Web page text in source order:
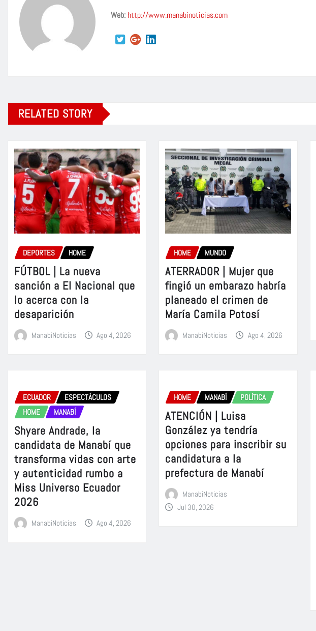
Web: http://www.manabinoticias.com
RELATED STORY
DEPORTES HOME
FÚTBOL | La nueva
sanción a El Nacional que
lo acerca con la
desaparición
ManabiNoticias Ago 4, 2026
HOME MUNDO
ATERRADOR | Mujer que
fingió un embarazo habría
planeado el crimen de
María Camila Potosí
ManabiNoticias Ago 4, 2026
ECUADOR
ESPECTÁCULOS
HOME
MANABÍ
Shyare Andrade, la
candidata de Manabí que
transforma vidas con arte
y autenticidad rumbo a
Miss Universo Ecuador
2026
ManabiNoticias Ago 4, 2026
HOME MANABÍ POLÍTICA
ATENCIÓN | Luisa
González ya tendría
opciones para inscribir su
candidatura a la
prefectura de Manabí
ManabiNoticias
Jul 30, 2026